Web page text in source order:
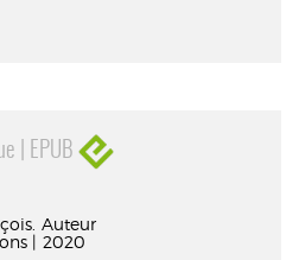
| EPUB
Auteur
| 2020